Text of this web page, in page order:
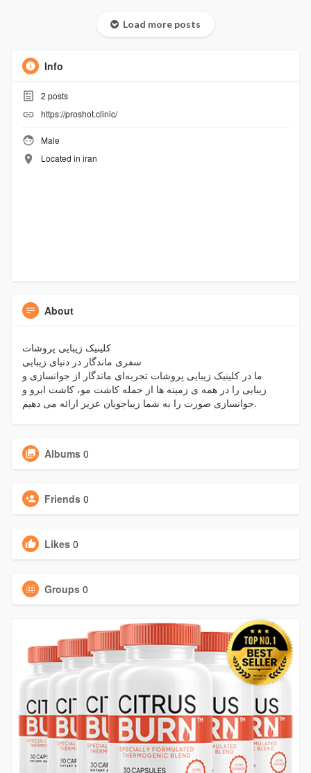
Load more posts
Info
2 posts
https://proshot.clinic/
Male
Located in iran
About
کلینیک زیبایی پروشات
سفری ماندگار در دنیای زیبایی
ما در کلینیک زیبایی پروشات تجربه‌ای ماندگار از جوانسازی و
زیبایی را در همه ی زمینه ها از جمله کاشت مو، کاشت ابرو و
جوانسازی صورت را به شما زیباجویان عزیز ارائه می دهیم.
Albums 0
Friends 0
Likes 0
Groups 0